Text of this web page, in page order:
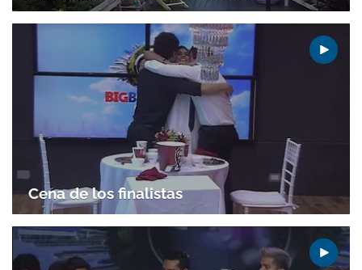
Gracias por suscribirte a nuestro boletín.
ACEPTAR
Cena de los finalistas